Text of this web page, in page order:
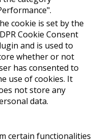
cookie is set by the
Cookie Consent
and is used to
whether or not
has consented to
use of cookies. It
not store any
data.
certain functionalities